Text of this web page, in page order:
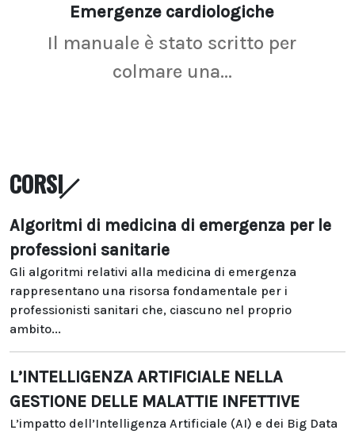
Emergenze cardiologiche
Il manuale è stato scritto per
colmare una...
CORSI
Algoritmi di medicina di emergenza per le
professioni sanitarie
Gli algoritmi relativi alla medicina di emergenza
rappresentano una risorsa fondamentale per i
professionisti sanitari che, ciascuno nel proprio
ambito...
L’INTELLIGENZA ARTIFICIALE NELLA
GESTIONE DELLE MALATTIE INFETTIVE
L’impatto dell’Intelligenza Artificiale (AI) e dei Big Data